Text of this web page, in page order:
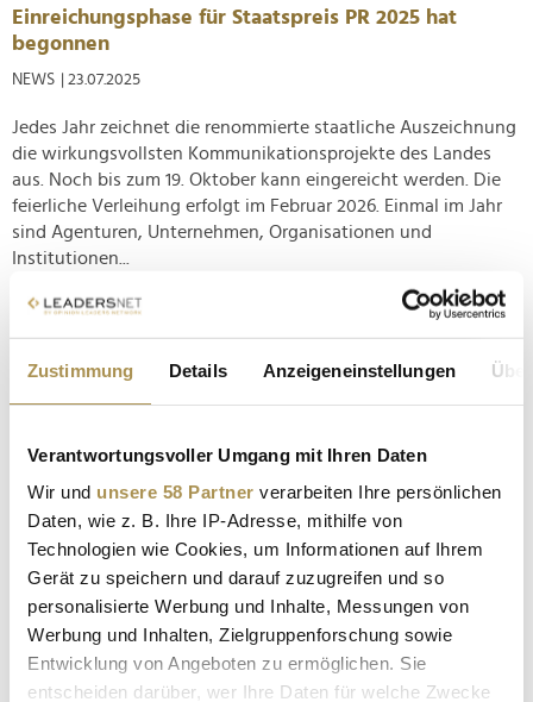
Zustimmung Details Anzeigeneinstellungen
Verantwortungsvoller Umgang mit Ihren Daten
Wir und unsere 58 Partner verarbeiten Ihre persönlichen
Daten, wie z. B. Ihre IP-Adresse, mithilfe von
Technologien wie Cookies, um Informationen auf Ihrem
Gerät zu speichern und darauf zuzugreifen und so
personalisierte Werbung und Inhalte, Messungen von
Werbung und Inhalten, Zielgruppenforschung sowie
Entwicklung von Angeboten zu ermöglichen. Sie
entscheiden darüber, wer Ihre Daten für welche Zwecke
Einreichungsphase für Staatspreis PR 2025 hat
begonnen
NEWS | 23.07.2025
Jedes Jahr zeichnet die renommierte staatliche Auszeichnung
die wirkungsvollsten Kommunikationsprojekte des Landes
aus. Noch bis zum 19. Oktober kann eingereicht werden. Die
feierliche Verleihung erfolgt im Februar 2026. Einmal im Jahr
sind Agenturen, Unternehmen, Organisationen und
Institutionen...
Woran Start-ups am häufigsten scheitern
NEWS | 10.07.2025
größten Stolpersteine beim Aufbau einer Marke sind – und
warum zu breit definierte Märkte fatal sein können. Kürzlich
lud der Public Relations Verband Austria (PRVA) zu einer...
In der Wirtschaft herrscht Katerstimmung statt
Champagnerlaune
NEWS | 15.05.2025